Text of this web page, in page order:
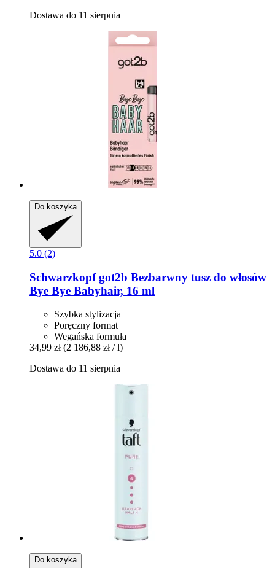
Dostawa do 11 sierpnia
Do koszyka
5.0 (2)
Schwarzkopfgot2b Bezbarwny tusz do włosów
Bye Bye Babyhair, 16 ml
Szybka stylizacja
Poręczny format
Wegańska formuła
34,99 zł (2 186,88 zł / l)
Dostawa do 11 sierpnia
Do koszyka